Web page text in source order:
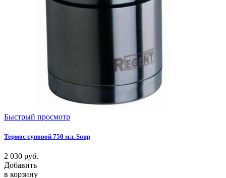
Быстрый просмотр
Термос суповой 750 мл. Soup
2 030 руб.
Добавить
в корзину